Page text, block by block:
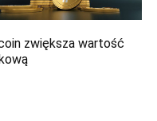
zwiększa wartość